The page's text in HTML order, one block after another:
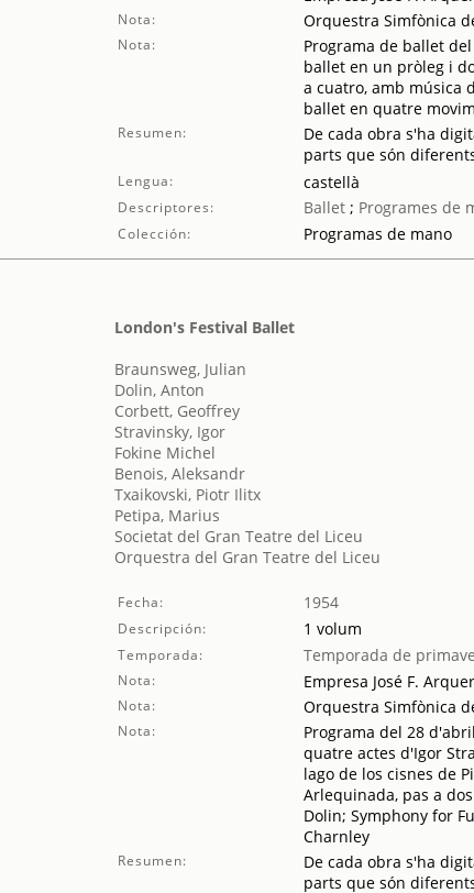
Nota: Orquestra Simfònica
Nota:
Programa de ballet
ballet en un pròleg i
a cuatro, amb música
ballet en quatre
Resumen:
De cada obra s'ha
parts que són
Lengua: castellà
Descriptores: Ballet; Programes de
Colección: Programas de mano
London's Festival Ballet
Braunsweg, Julian
Dolin, Anton
Corbett, Geoffrey
Stravinsky, Igor
Fokine Michel
Benois, Aleksandr
Txaikovski, Piotr Ilitx
Petipa, Marius
Societat del Gran Teatre del Liceu
Orquestra del Gran Teatre del Liceu
Fecha: 1954
Descripción: 1 volum
Temporada: Temporada de
Nota: Empresa José F. Arquer
Nota: Orquestra Simfònica
Nota:
Programa del 28
quatre actes d'Igor
lago de los cisnes de
Arlequinada, pas a
Dolin; Symphony for
Charnley
Resumen:
De cada obra s'ha
parts que són